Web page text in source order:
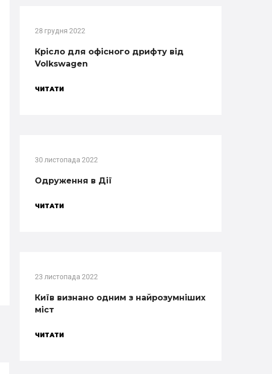
28 грудня 2022
Крісло для офісного дрифту від
Volkswagen
ЧИТАТИ
30 листопада 2022
Одруження в Дії
ЧИТАТИ
23 листопада 2022
Київ визнано одним з найрозумніших
міст
ЧИТАТИ